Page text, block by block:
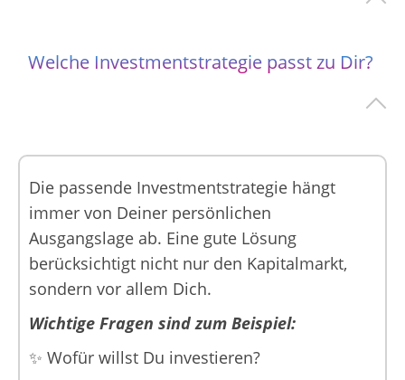
Welche Investmentstrategie passt zu Dir?
Die passende Investmentstrategie hängt
immer von Deiner persönlichen
Ausgangslage ab. Eine gute Lösung
berücksichtigt nicht nur den Kapitalmarkt,
sondern vor allem Dich.
Wichtige Fragen sind zum Beispiel:
✨ Wofür willst Du investieren?